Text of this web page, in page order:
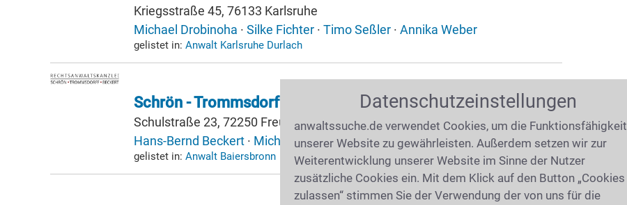
Kriegsstraße 45, 76133 Karlsruhe
Michael Drobinoha · Silke Fichter · Timo Seßler · Annika Weber
gelistet in: Anwalt Karlsruhe Durlach
Schrön - Trommsdorff - Beckert
Schulstraße 23, 72250 Freudenstadt
Hans-Bernd Beckert · Michael Doll
gelistet in: Anwalt Baiersbronn
Datenschutzeinstellungen
anwaltssuche.de verwendet Cookies, um die Funktionsfähigkeit
unserer Website zu gewährleisten. Außerdem setzen wir zur
Weiterentwicklung unserer Website im Sinne der Nutzer
zusätzliche Cookies ein. Mit dem Klick auf den Button „Cookies
zulassen“ stimmen Sie der Verwendung der von uns für die